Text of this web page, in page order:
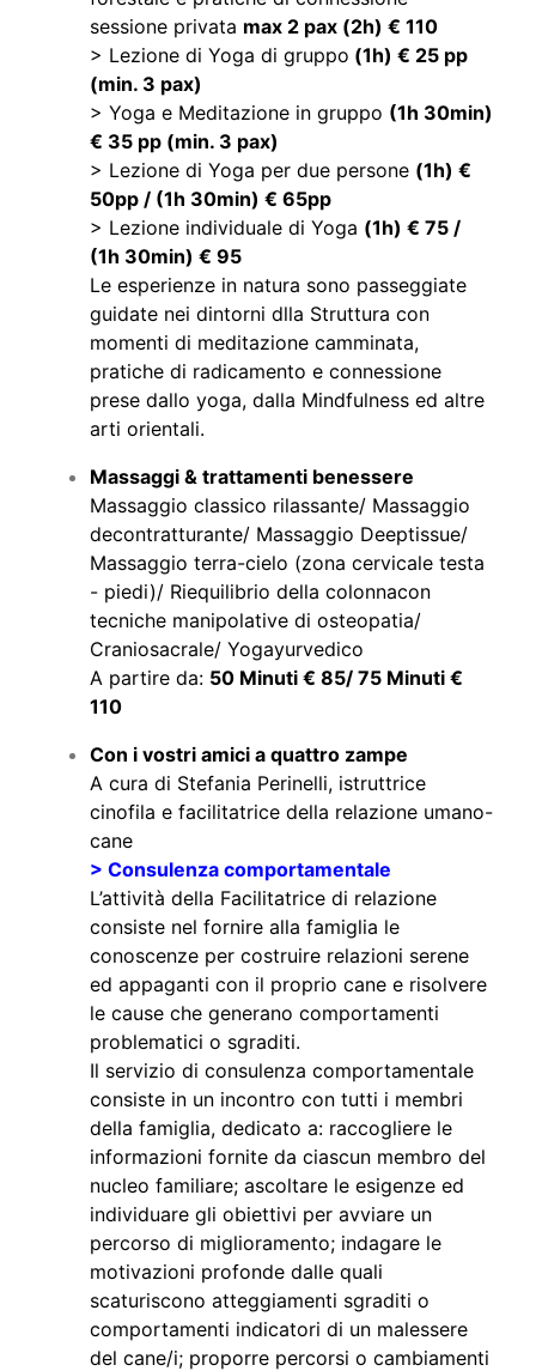
sessione privata max 2 pax (2h) € 110
> Lezione di Yoga di gruppo (1h) € 25 pp
(min. 3 pax)
> Yoga e Meditazione in gruppo (1h 30min)
€ 35 pp (min. 3 pax)
> Lezione di Yoga per due persone (1h) €
50pp / (1h 30min) € 65pp
> Lezione individuale di Yoga (1h) € 75 /
(1h 30min) € 95
Le esperienze in natura sono passeggiate
guidate nei dintorni dlla Struttura con
momenti di meditazione camminata,
pratiche di radicamento e connessione
prese dallo yoga, dalla Mindfulness ed altre
arti orientali.
Massaggi & trattamenti benessere
Massaggio classico rilassante/ Massaggio
decontratturante/ Massaggio Deeptissue/
Massaggio terra-cielo (zona cervicale testa
- piedi)/ Riequilibrio della colonnacon
tecniche manipolative di osteopatia/
Craniosacrale/ Yogayurvedico
A partire da: 50 Minuti € 85/ 75 Minuti €
110
Con i vostri amici a quattro zampe
A cura di Stefania Perinelli, istruttrice
cinofila e facilitatrice della relazione umano-
cane
> Consulenza comportamentale
L’attività della Facilitatrice di relazione
consiste nel fornire alla famiglia le
conoscenze per costruire relazioni serene
ed appaganti con il proprio cane e risolvere
le cause che generano comportamenti
problematici o sgraditi.
Il servizio di consulenza comportamentale
consiste in un incontro con tutti i membri
della famiglia, dedicato a: raccogliere le
informazioni fornite da ciascun membro del
nucleo familiare; ascoltare le esigenze ed
individuare gli obiettivi per avviare un
percorso di miglioramento; indagare le
motivazioni profonde dalle quali
scaturiscono atteggiamenti sgraditi o
comportamenti indicatori di un malessere
del cane/i; proporre percorsi o cambiamenti